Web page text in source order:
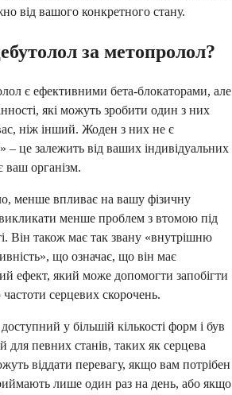
від вашого конкретного стану.
за метопролол?
є ефективними бета-блокаторами, але
які можуть зробити один з них
ніж інший. Жоден з них не є
– це залежить від ваших індивідуальних
ваш організм.
менше впливає на вашу фізичну
викликати менше проблем з втомою під
Він також має так звану «внутрішню
що означає, що він має
ефект, який може допомогти запобігти
серцевих скорочень.
у більшій кількості форм і був
певних станів, таких як серцева
віддати перевагу, якщо вам потрібен
лише один раз на день, або якщо